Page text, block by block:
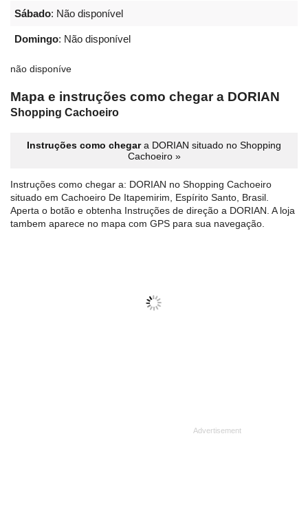
Sábado: Não disponível
Domingo: Não disponível
não disponíve
Mapa e instruções como chegar a DORIAN
Shopping Cachoeiro
Instruções como chegara DORIAN situado no Shopping
Cachoeiro »
Instruções como chegar a: DORIAN no Shopping Cachoeiro
situado em Cachoeiro De Itapemirim, Espírito Santo, Brasil.
Aperta o botão e obtenha Instruções de direção a DORIAN. A loja
tambem aparece no mapa com GPS para sua navegação.